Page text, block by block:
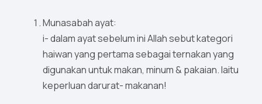
Munasabah ayat:
i- dalam ayat sebelum ini Allah sebut kategori
haiwan yang pertama sebagai ternakan yang
digunakan untuk makan, minum & pakaian. Iaitu
keperluan darurat- makanan!